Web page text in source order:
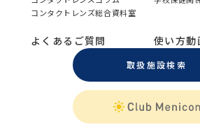
コンタクトレンズ総合資料室
よくあるご質問 使い方動
取扱施設検索